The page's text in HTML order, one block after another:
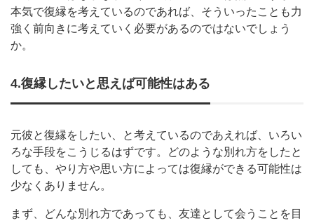
本気で復縁を考えているのであれば、そういったことも力
強く前向きに考えていく必要があるのではないでしょう
か。
4.復縁したいと思えば可能性はある
元彼と復縁をしたい、と考えているのであえれば、いろい
ろな手段をこうじるはずです。どのような別れ方をしたと
しても、やり方や思い方によっては復縁ができる可能性は
少なくありません。
まず、どんな別れ方であっても、友達として会うことを目